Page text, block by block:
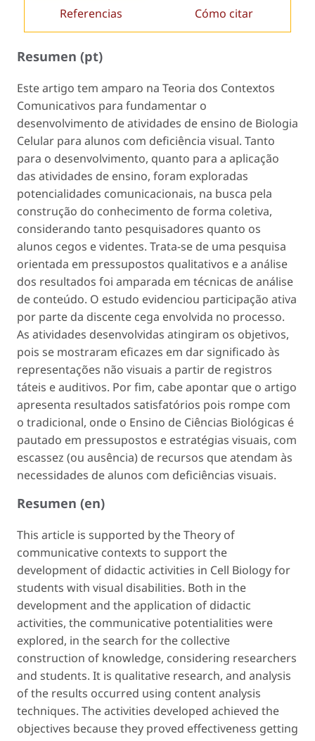
Referencias Cómo citar
Resumen (pt)
Este artigo tem amparo na Teoria dos Contextos
Comunicativos para fundamentar o
desenvolvimento de atividades de ensino de Biologia
Celular para alunos com deficiência visual. Tanto
para o desenvolvimento, quanto para a aplicação
das atividades de ensino, foram exploradas
potencialidades comunicacionais, na busca pela
construção do conhecimento de forma coletiva,
considerando tanto pesquisadores quanto os
alunos cegos e videntes. Trata-se de uma pesquisa
orientada em pressupostos qualitativos e a análise
dos resultados foi amparada em técnicas de análise
de conteúdo. O estudo evidenciou participação ativa
por parte da discente cega envolvida no processo.
As atividades desenvolvidas atingiram os objetivos,
pois se mostraram eficazes em dar significado às
representações não visuais a partir de registros
táteis e auditivos. Por fim, cabe apontar que o artigo
apresenta resultados satisfatórios pois rompe com
o tradicional, onde o Ensino de Ciências Biológicas é
pautado em pressupostos e estratégias visuais, com
escassez (ou ausência) de recursos que atendam às
necessidades de alunos com deficiências visuais.
Resumen (en)
This article is supported by the Theory of
communicative contexts to support the
development of didactic activities in Cell Biology for
students with visual disabilities. Both in the
development and the application of didactic
activities, the communicative potentialities were
explored, in the search for the collective
construction of knowledge, considering researchers
and students. It is qualitative research, and analysis
of the results occurred using content analysis
techniques. The activities developed achieved the
objectives because they proved effectiveness getting